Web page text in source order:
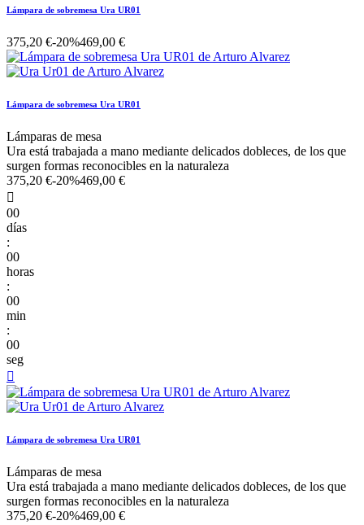
Lámpara de sobremesa Ura UR01
375,20 €-20%469,00 €
Lámpara de sobremesa Ura UR01
Lámparas de mesa
Ura está trabajada a mano mediante delicados dobleces, de los que
surgen formas reconocibles en la naturaleza
375,20 €-20%469,00 €

00
días
:
00
horas
:
00
min
:
00
seg

Lámpara de sobremesa Ura UR01
Lámparas de mesa
Ura está trabajada a mano mediante delicados dobleces, de los que
surgen formas reconocibles en la naturaleza
375,20 €-20%469,00 €